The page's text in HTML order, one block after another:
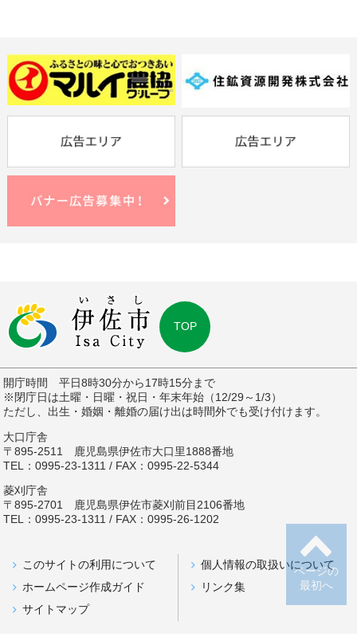
ページの
最初へ
TOP
開庁時間 平日8時30分から17時15分まで
※閉庁日は土曜・日曜・祝日・年末年始（12/29～1/3）
ただし、出生・婚姻・離婚の届け出は時間外でも受け付けます。
大口庁舎
〒895-2511 鹿児島県伊佐市大口里1888番地
TEL：0995-23-1311 / FAX：0995-22-5344
菱刈庁舎
〒895-2701 鹿児島県伊佐市菱刈前目2106番地
TEL：0995-23-1311 / FAX：0995-26-1202
このサイトの利用について
個人情報の取扱いについて
ホームページ作成ガイド
リンク集
サイトマップ